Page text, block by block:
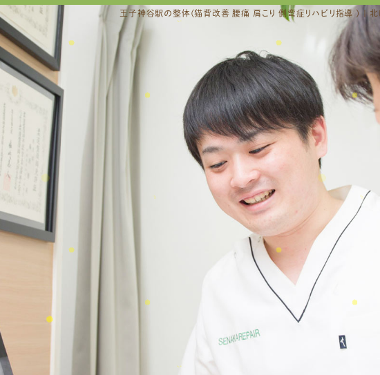
王子神谷駅の整体(猫背改善 腰痛 肩こり 側弯症リハビリ指導 ) |